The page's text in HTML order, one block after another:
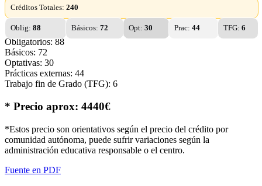
Créditos Totales: 240
Oblig: 88 Básicos:72 Opt: 30 Prac: 44 TFG:6
Obligatorios: 88
Básicos: 72
Optativas: 30
Prácticas externas: 44
Trabajo fin de Grado (TFG): 6
* Precio aprox: 4440€
*Estos precio son orientativos según el precio del crédito por
comunidad autónoma, puede sufrir variaciones según la
administración educativa responsable o el centro.
Fuente en PDF